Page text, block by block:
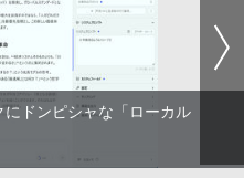
ミ REDMI Buds 8 Lite ワイヤ
Bluetooth 5.4 ノイズキャンセ
時間再生
にドンピシャな「ローカル